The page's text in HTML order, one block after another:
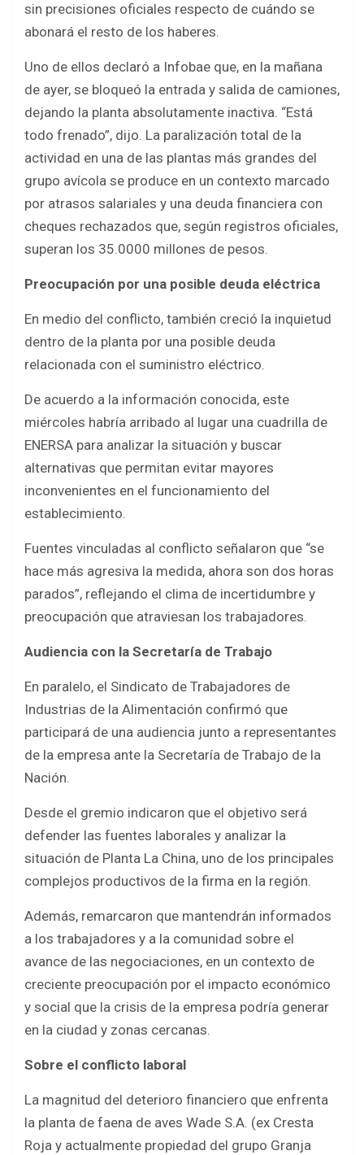
sin precisiones oficiales respecto de cuándo se
abonará el resto de los haberes.
Uno de ellos declaró a Infobae que, en la mañana
de ayer, se bloqueó la entrada y salida de camiones,
dejando la planta absolutamente inactiva. “Está
todo frenado”, dijo. La paralización total de la
actividad en una de las plantas más grandes del
grupo avícola se produce en un contexto marcado
por atrasos salariales y una deuda financiera con
cheques rechazados que, según registros oficiales,
superan los 35.0000 millones de pesos.
Preocupación por una posible deuda eléctrica
En medio del conflicto, también creció la inquietud
dentro de la planta por una posible deuda
relacionada con el suministro eléctrico.
De acuerdo a la información conocida, este
miércoles habría arribado al lugar una cuadrilla de
ENERSA para analizar la situación y buscar
alternativas que permitan evitar mayores
inconvenientes en el funcionamiento del
establecimiento.
Fuentes vinculadas al conflicto señalaron que “se
hace más agresiva la medida, ahora son dos horas
parados”, reflejando el clima de incertidumbre y
preocupación que atraviesan los trabajadores.
Audiencia con la Secretaría de Trabajo
En paralelo, el Sindicato de Trabajadores de
Industrias de la Alimentación confirmó que
participará de una audiencia junto a representantes
de la empresa ante la Secretaría de Trabajo de la
Nación.
Desde el gremio indicaron que el objetivo será
defender las fuentes laborales y analizar la
situación de Planta La China, uno de los principales
complejos productivos de la firma en la región.
Además, remarcaron que mantendrán informados
a los trabajadores y a la comunidad sobre el
avance de las negociaciones, en un contexto de
creciente preocupación por el impacto económico
y social que la crisis de la empresa podría generar
en la ciudad y zonas cercanas.
Sobre el conflicto laboral
La magnitud del deterioro financiero que enfrenta
la planta de faena de aves Wade S.A. (ex Cresta
Roja y actualmente propiedad del grupo Granja